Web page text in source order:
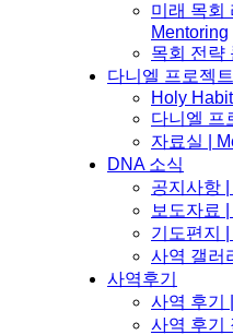
미래 목회
Mentoring
목회 전략
다니엘 프로젝트
Holy
다니엘 프
자료실 |
DNA 소식
공지사항
보도자료
기도편지
사역 갤러
사역후기
사역 후기
사역 후기